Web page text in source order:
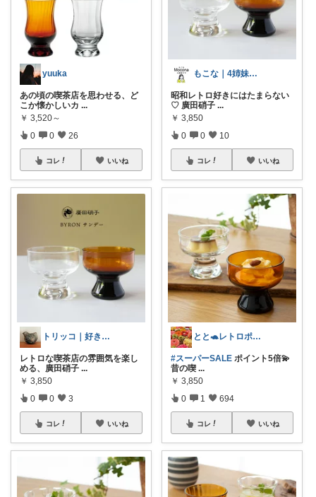
yuuka
あの頃の喫茶店を思わせる、ど
こか懐かしいカ ...
￥ 3,520～
0 0 26
コレ いいね
トリッコ｜好きな雑貨・インテリア
レトロな喫茶店の雰囲気を楽し
める、廣田硝子 ...
￥ 3,850
0 0 3
コレ いいね
もこな｜4姉妹ママ×子供のも×家事ラク
昭和レトロ好きにはたまらない
♡ 廣田硝子 ...
￥ 3,850
0 0 10
コレ いいね
とと🐢レトロポップとキッチン雑貨👒
#スーパーSALE ポイント5倍💫
昔の喫 ...
￥ 3,850
0 1 694
コレ いいね